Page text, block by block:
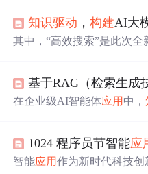
种业务相关的问题，为企业
能文档云，联接企业数据与
平台
，打造企业 知识 管理
语音识别、图像识别到自
生活的方方面面。然而，在
知识驱动 ，构建AI大
其中，“高效搜索”是此次全
件管理向知识 管理的进化。
业内部海量的非结构化数
企业提供安全、可靠、易用
的存储和管理，帮助企业打
供充足的“养料”。
基于RAG（检索生成
在企业级AI智能体应用 中，
式 构建交互功能，从而为
于需要深度集成企业核心业
1024 程序员节智能应
智能应用作为新时代科技创